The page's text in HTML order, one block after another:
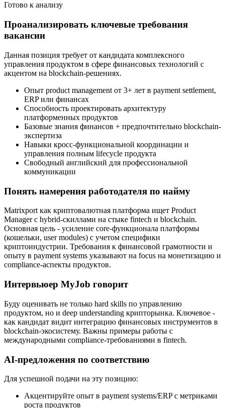
Готово к анализу
Проанализировать ключевые требования
вакансии
Данная позиция требует от кандидата комплексного
управления продуктом в сфере финансовых технологий с
акцентом на blockchain-решениях.
Опыт product management от 3+ лет в payment settlement,
ERP или финансах
Способность проектировать архитектуру
платформенных продуктов
Базовые знания финансов + предпочтительно blockchain-
экспертиза
Навыки кросс-функциональной координации и
управления полным lifecycle продукта
Свободный английский для профессиональной
коммуникации
Понять намерения работодателя по найму
Matrixport как криптовалютная платформа ищет Product
Manager с hybrid-скиллами на стыке fintech и blockchain.
Основная цель - усиление core-функционала платформы
(кошельки, user modules) с учетом специфики
криптоиндустрии. Требования к финансовой грамотности и
опыту в payment systems указывают на focus на монетизацию и
compliance-аспекты продуктов.
Интервьюер MyJob говорит
Буду оценивать не только hard skills по управлению
продуктом, но и deep understanding крипторынка. Ключевое -
как кандидат видит интеграцию финансовых инструментов в
blockchain-экосистему. Важны примеры работы с
международными compliance-требованиями в fintech.
AI-предложения по соответствию
Для успешной подачи на эту позицию:
Акцентируйте опыт в payment systems/ERP с метриками
роста продуктов